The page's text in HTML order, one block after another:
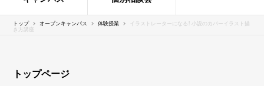
トップ オープンキャンパス 体験授業 イラストレーターになる！ 小説のカバーイラスト描
き方講座
トップページ